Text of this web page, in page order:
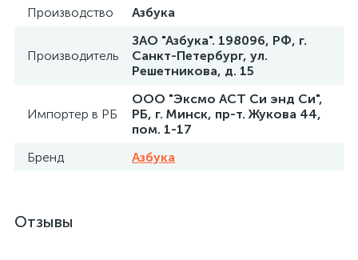
Производство
Азбука
Производитель
ЗАО "Азбука". 198096, РФ, г.
Санкт-Петербург, ул.
Решетникова, д. 15
Импортер в РБ
ООО "Эксмо АСТ Си энд Си",
РБ, г. Минск, пр-т. Жукова 44,
пом. 1-17
Бренд
Азбука
Отзывы